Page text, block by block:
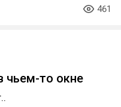
461
чьем-то окне